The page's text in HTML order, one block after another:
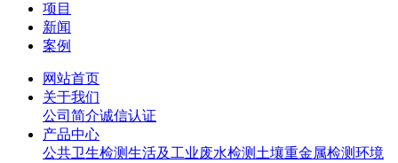
项目
新闻
案例
网站首页
关于我们
公司简介诚信认证
产品中心
公共卫生检测生活及工业废水检测 土壤重金属检测环境